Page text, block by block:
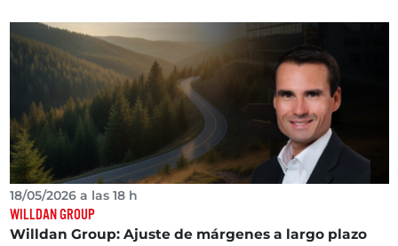
18/05/2026 a las 18 h
WILLDAN GROUP
Willdan Group: Ajuste de márgenes a largo plazo